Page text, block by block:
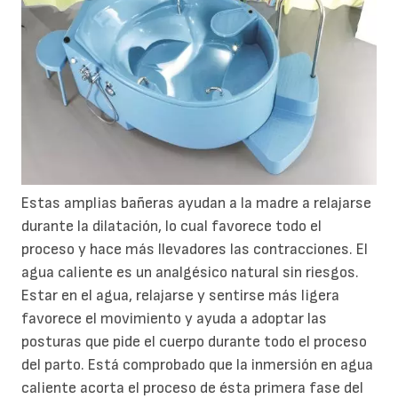
Estas amplias bañeras ayudan a la madre a relajarse
durante la dilatación, lo cual favorece todo el
proceso y hace más llevadores las contracciones. El
agua caliente es un analgésico natural sin riesgos.
Estar en el agua, relajarse y sentirse más ligera
favorece el movimiento y ayuda a adoptar las
posturas que pide el cuerpo durante todo el proceso
del parto. Está comprobado que la inmersión en agua
caliente acorta el proceso de ésta primera fase del